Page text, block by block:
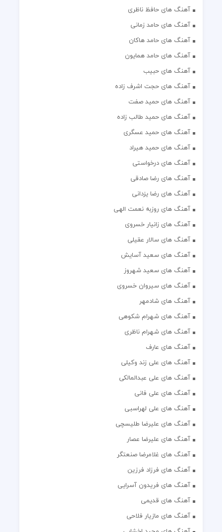
آهنگ های حافظ ناظری
آهنگ های حامد زمانی
آهنگ های حامد هاکان
آهنگ های حامد همایون
آهنگ های حبیب
آهنگ های حجت اشرف زاده
آهنگ های حمید صفت
آهنگ های حمید طالب زاده
آهنگ های حمید عسگری
آهنگ های حمید هیراد
آهنگ های درخواستی
آهنگ های رضا صادقی
آهنگ های رضا یزدانی
آهنگ های روزبه نعمت الهی
آهنگ های زانیار خسروی
آهنگ های سالار عقیلی
آهنگ های سعید آسایش
آهنگ های سعید شهروز
آهنگ های سیروان خسروی
آهنگ های شادمهر
آهنگ های شهرام شکوهی
آهنگ های شهرام ناظری
آهنگ های عارف
آهنگ های علی زند وکیلی
آهنگ های علی عبدالمالکی
آهنگ های علی فانی
آهنگ های علی لهراسبی
آهنگ های علیرضا طلیسچی
آهنگ های علیرضا عصار
آهنگ های غلامرضا صنعتگر
آهنگ های فرزاد فرزین
آهنگ های فریدون آسرایی
آهنگ های قدیمی
آهنگ های مازیار فلاحی